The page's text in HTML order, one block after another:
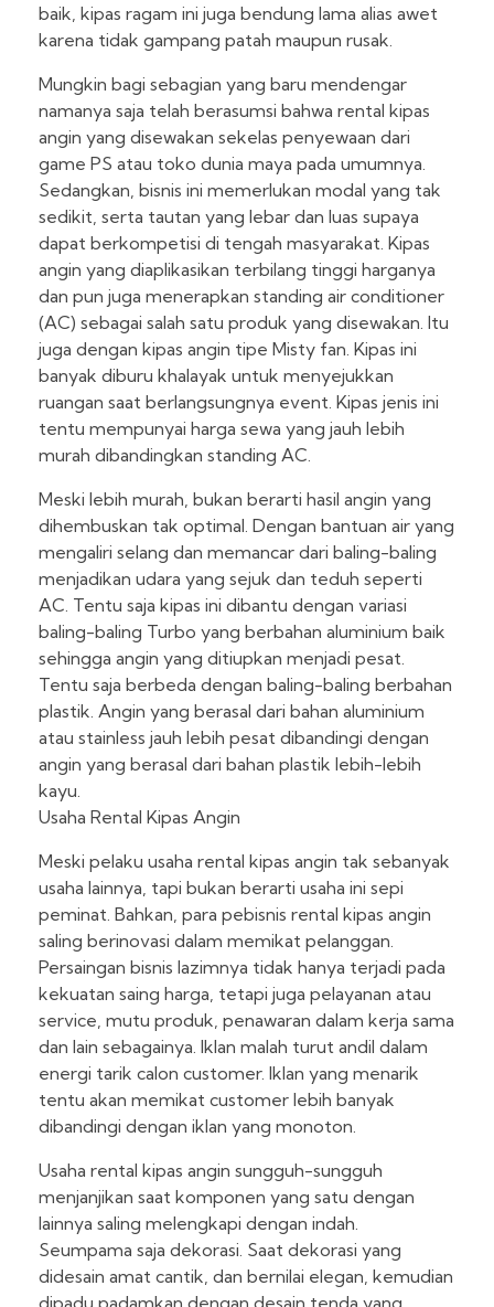
baik, kipas ragam ini juga bendung lama alias awet
karena tidak gampang patah maupun rusak.
Mungkin bagi sebagian yang baru mendengar
namanya saja telah berasumsi bahwa rental kipas
angin yang disewakan sekelas penyewaan dari
game PS atau toko dunia maya pada umumnya.
Sedangkan, bisnis ini memerlukan modal yang tak
sedikit, serta tautan yang lebar dan luas supaya
dapat berkompetisi di tengah masyarakat. Kipas
angin yang diaplikasikan terbilang tinggi harganya
dan pun juga menerapkan standing air conditioner
(AC) sebagai salah satu produk yang disewakan. Itu
juga dengan kipas angin tipe Misty fan. Kipas ini
banyak diburu khalayak untuk menyejukkan
ruangan saat berlangsungnya event. Kipas jenis ini
tentu mempunyai harga sewa yang jauh lebih
murah dibandingkan standing AC.
Meski lebih murah, bukan berarti hasil angin yang
dihembuskan tak optimal. Dengan bantuan air yang
mengaliri selang dan memancar dari baling-baling
menjadikan udara yang sejuk dan teduh seperti
AC. Tentu saja kipas ini dibantu dengan variasi
baling-baling Turbo yang berbahan aluminium baik
sehingga angin yang ditiupkan menjadi pesat.
Tentu saja berbeda dengan baling-baling berbahan
plastik. Angin yang berasal dari bahan aluminium
atau stainless jauh lebih pesat dibandingi dengan
angin yang berasal dari bahan plastik lebih-lebih
kayu.
Usaha Rental Kipas Angin
Meski pelaku usaha rental kipas angin tak sebanyak
usaha lainnya, tapi bukan berarti usaha ini sepi
peminat. Bahkan, para pebisnis rental kipas angin
saling berinovasi dalam memikat pelanggan.
Persaingan bisnis lazimnya tidak hanya terjadi pada
kekuatan saing harga, tetapi juga pelayanan atau
service, mutu produk, penawaran dalam kerja sama
dan lain sebagainya. Iklan malah turut andil dalam
energi tarik calon customer. Iklan yang menarik
tentu akan memikat customer lebih banyak
dibandingi dengan iklan yang monoton.
Usaha rental kipas angin sungguh-sungguh
menjanjikan saat komponen yang satu dengan
lainnya saling melengkapi dengan indah.
Seumpama saja dekorasi. Saat dekorasi yang
didesain amat cantik, dan bernilai elegan, kemudian